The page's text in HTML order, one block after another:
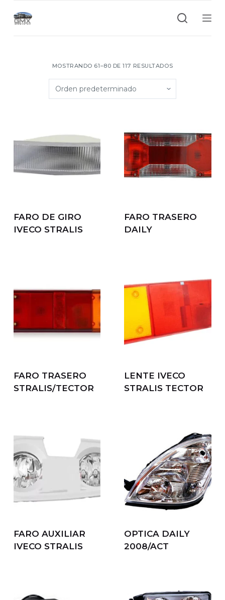
a
n
e
o
MOSTRANDO 61–80 DE 117 RESULTADOS
FARO DE GIRO
IVECO STRALIS
FARO TRASERO
DAILY
FARO TRASERO
STRALIS/TECTOR
LENTE IVECO
STRALIS TECTOR
FARO AUXILIAR
IVECO STRALIS
OPTICA DAILY
2008/ACT